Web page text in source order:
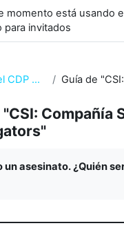
de entrada
momento está usando
para invitados
Exposición virtual del CDP Compañía de María
"CSI: Compañía
un asesinato. ¿Quién